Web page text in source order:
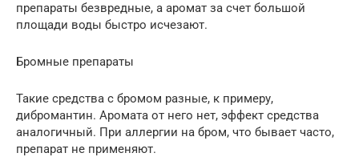
препараты безвредные, а аромат за счет большой
площади воды быстро исчезают.
Бромные препараты
Такие средства с бромом разные, к примеру,
дибромантин. Аромата от него нет, эффект средства
аналогичный. При аллергии на бром, что бывает часто,
препарат не применяют.